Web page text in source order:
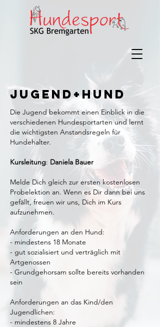
Jugend+Hund
Die Jugend bekommt einen Einblick in die
verschiedenen Hundesportarten und lernt
die wichtigsten Anstandsregeln für
Hundehalter.
Kursleitung: Daniela Bauer
Melde Dich gleich zur ersten kostenlosen
Probelektion an. Wenn es Dir dann bei uns
gefällt, freuen wir uns, Dich im Kurs
aufzunehmen.
Anforderungen an den Hund:
- mindestens 18 Monate
- gut sozialisiert und verträglich mit
Artgenossen
- Grundgehorsam sollte bereits vorhanden
sein
Anforderungen an das Kind/den
Jugendlichen:
- mindestens 8 Jahre